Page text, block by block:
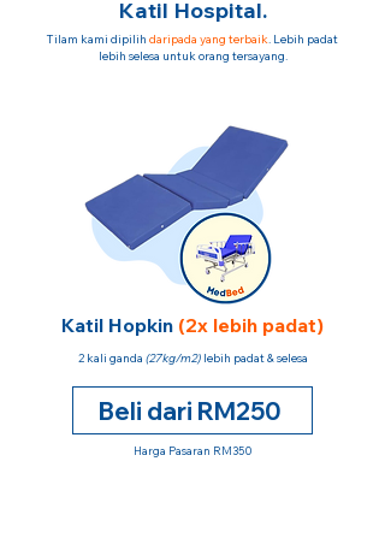
Katil Hospital.
Tilam kami dipilih daripada yang terbaik. Lebih padat
lebih selesa untuk orang tersayang.
Katil Hopkin (2x lebih padat)
2 kali ganda (27kg/m2)lebih padat & selesa
Beli dari RM250
Harga Pasaran RM350